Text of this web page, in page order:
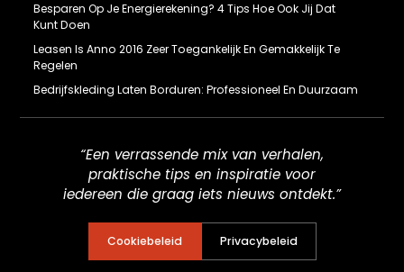
Besparen Op Je Energierekening? 4 Tips Hoe Ook Jij Dat
Kunt Doen
Leasen Is Anno 2016 Zeer Toegankelijk En Gemakkelijk Te
Regelen
Bedrijfskleding Laten Borduren: Professioneel En Duurzaam
“Een verrassende mix van verhalen,
praktische tips en inspiratie voor
iedereen die graag iets nieuws ontdekt.”
Cookiebeleid Privacybeleid